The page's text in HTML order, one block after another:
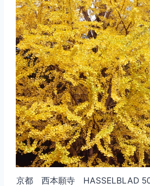
京都 西本願寺 HASSELBLAD